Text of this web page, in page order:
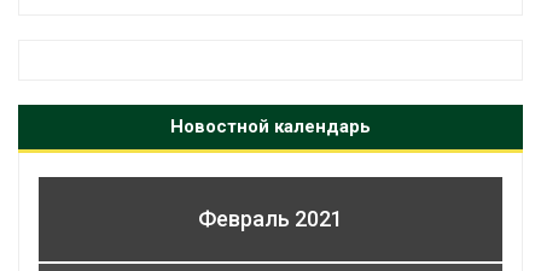
Новостной календарь
Февраль 2021